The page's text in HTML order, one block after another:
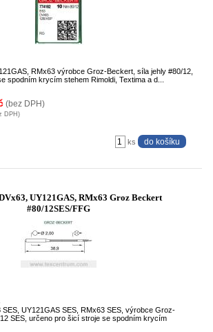
RMx63 výrobce Groz-Beckert, síla jehly #80/12,
spodním krycím stehem Rimoldi, Textima a d...
(bez DPH)
DPH)
ks
UY121GAS, RMx63 Groz Beckert
#80/12SES/FFG
SES, UY121GAS SES, RMx63 SES, výrobce Groz-
SES, určeno pro šicí stroje se spodním krycím